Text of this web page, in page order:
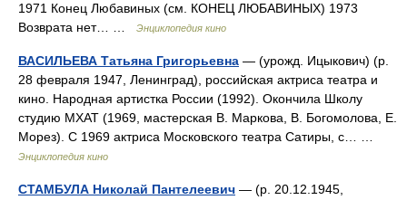
1971 Конец Любавиных (см. КОНЕЦ ЛЮБАВИНЫХ) 1973
Возврата нет… …
Энциклопедия кино
ВАСИЛЬЕВА Татьяна Григорьевна — (урожд. Ицыкович) (р.
28 февраля 1947, Ленинград), российская актриса театра и
кино. Народная артистка России (1992). Окончила Школу
студию МХАТ (1969, мастерская В. Маркова, В. Богомолова, Е.
Морез). С 1969 актриса Московского театра Сатиры, с… …
Энциклопедия кино
СТАМБУЛА Николай Пантелеевич — (р. 20.12.1945,